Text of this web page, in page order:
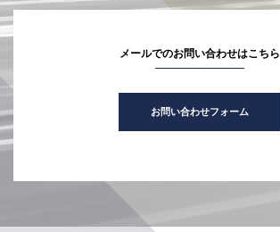
メールでのお問い合わせはこちら
お問い合わせフォーム